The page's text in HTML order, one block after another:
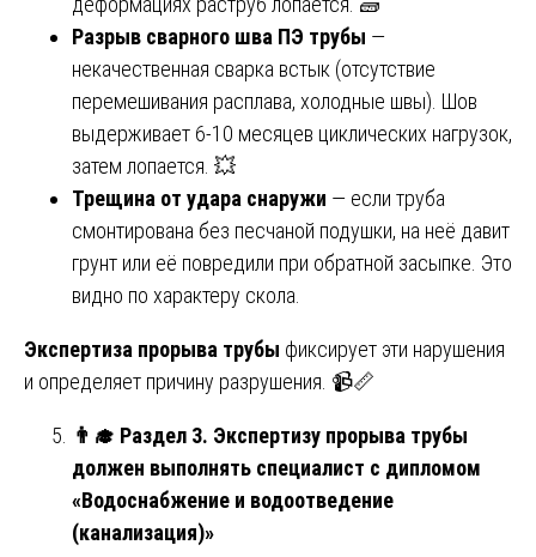
Разрыв сварного шва ПЭ трубы —
некачественная сварка встык (отсутствие
перемешивания расплава, холодные швы). Шов
выдерживает 6-10 месяцев циклических нагрузок,
затем лопается. 💥
Трещина от удара снаружи — если труба
смонтирована без песчаной подушки, на неё давит
грунт или её повредили при обратной засыпке. Это
видно по характеру скола.
Экспертиза прорыва трубы фиксирует эти нарушения
и определяет причину разрушения. 📹📏
👨 Раздел 3. Экспертизу прорыва трубы
должен выполнять специалист с дипломом
«Водоснабжение и водоотведение
(канализация)»